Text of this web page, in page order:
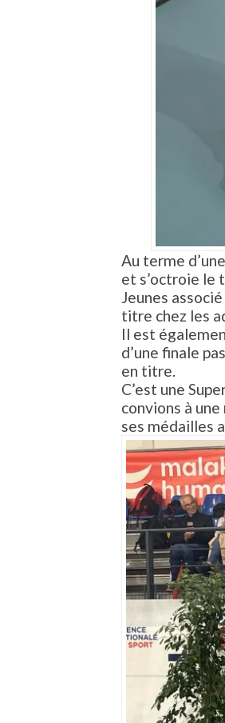
Au terme
et s’octroie le
Jeunes
titre chez les
Il est
d’une finale
en titre.
C’est une
convions à
ses médailles